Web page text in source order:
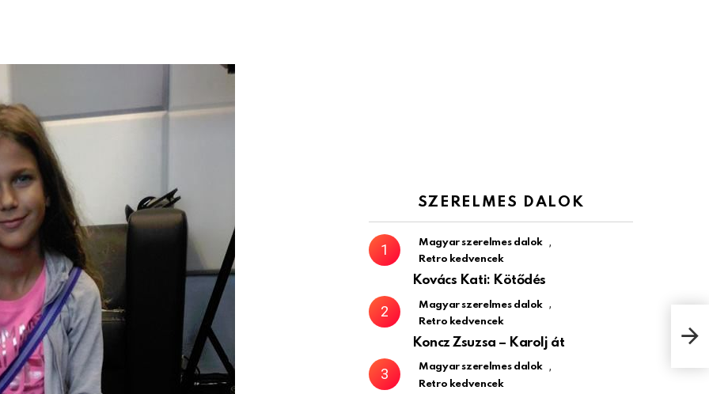
SZERELMES DALOK
Magyar szerelmes dalok ,
Retro kedvencek
Kovács Kati: Kötődés
Magyar szerelmes dalok ,
Retro kedvencek
Koncz Zsuzsa – Karolj át
Magyar szerelmes dalok ,
Retro kedvencek